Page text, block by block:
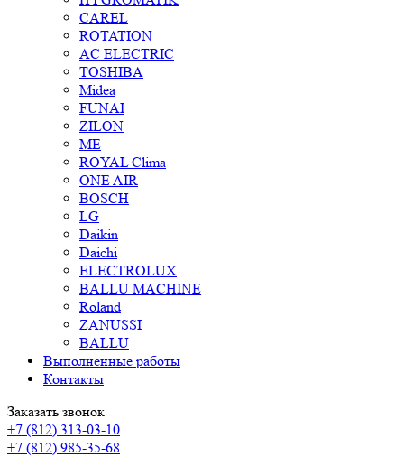
CAREL
ROTATION
AC ELECTRIC
TOSHIBA
Midea
FUNAI
ZILON
ME
ROYAL Clima
ONE AIR
BOSCH
LG
Daikin
Daichi
ELECTROLUX
BALLU MACHINE
Roland
ZANUSSI
BALLU
Выполненные работы
Контакты
Заказать звонок
+7 (812) 313-03-10
+7 (812) 985-35-68